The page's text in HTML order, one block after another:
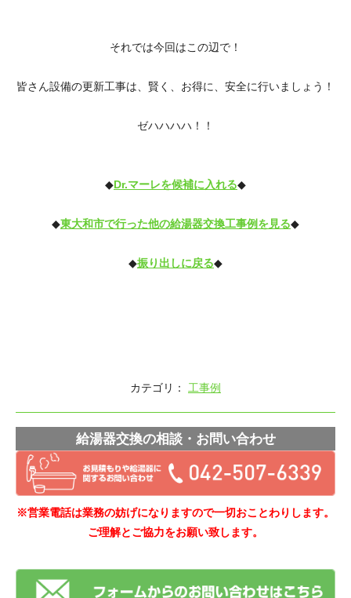
それでは今回はこの辺で！
皆さん設備の更新工事は、賢く、お得に、安全に行いましょう！
ゼハハハハ！！
◆Dr.マーレを候補に入れる◆
◆東大和市で行った他の給湯器交換工事例を見る◆
◆振り出しに戻る◆
カテゴリ： 工事例
給湯器交換の相談・お問い合わせ
※営業電話は業務の妨げになりますので一切おことわりします。
ご理解とご協力をお願い致します。